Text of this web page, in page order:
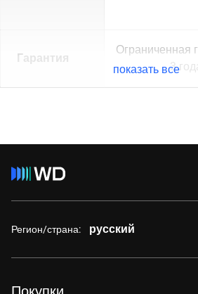
Гарантия
Ограниченная
3
показать все
Регион/страна: русский